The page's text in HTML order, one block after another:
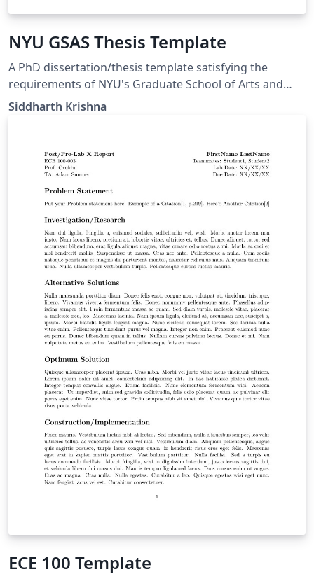
NYU GSAS Thesis Template
A PhD dissertation/thesis template satisfying the
requirements of NYU's Graduate School of Arts and
Sciences (as of 2019). This is based on a template by
Siddharth Krishna
ECE 100 Template